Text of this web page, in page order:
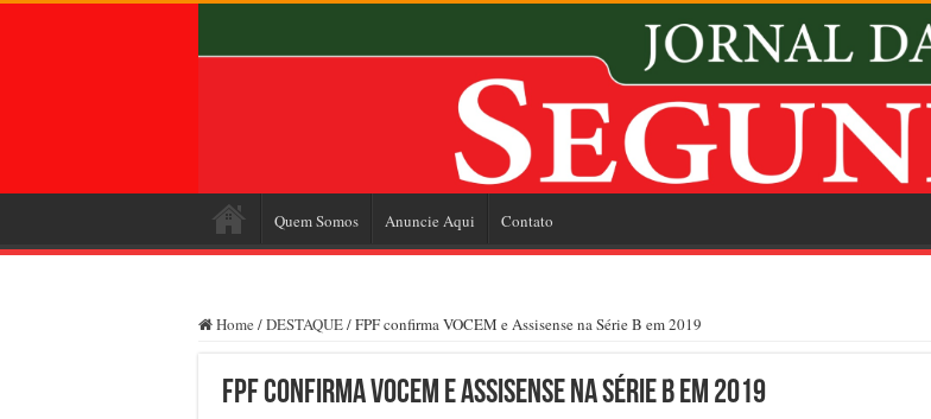
Quem Somos Anuncie Aqui Contato
Home /DESTAQUE/FPF confirma VOCEM e Assisense na Série B em 2019
FPF confirma VOCEM e Assisense na Série B em 2019